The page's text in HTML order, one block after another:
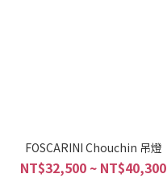
FOSCARINI Chouchin 吊燈
NT$32,500 ~ NT$40,300